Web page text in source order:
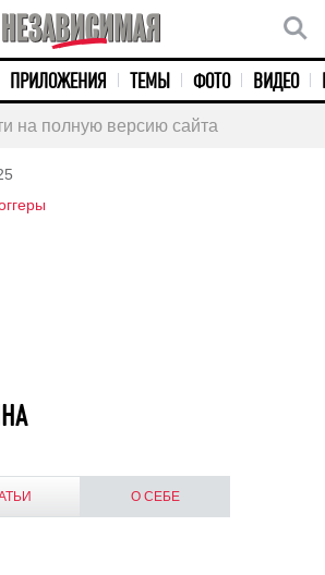
ПРИЛОЖЕНИЯ ТЕМЫ ФОТО ВИДЕО
на полную версию сайта
О СЕБЕ